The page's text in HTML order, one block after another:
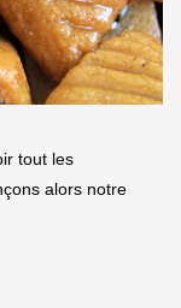
tout les
alors notre